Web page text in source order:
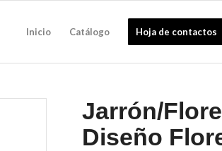
Inicio Catálogo Hoja de contactos
Jarrón/
Diseño